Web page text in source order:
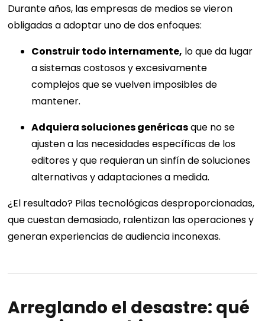
Durante años, las empresas de medios se vieron
obligadas a adoptar uno de dos enfoques:
Construir todo internamente, lo que da lugar
a sistemas costosos y excesivamente
complejos que se vuelven imposibles de
mantener.
Adquiera soluciones genéricasque no se
ajusten a las necesidades específicas de los
editores y que requieran un sinfín de soluciones
alternativas y adaptaciones a medida.
¿El resultado? Pilas tecnológicas desproporcionadas,
que cuestan demasiado, ralentizan las operaciones y
generan experiencias de audiencia inconexas.
Arreglando el desastre: qué